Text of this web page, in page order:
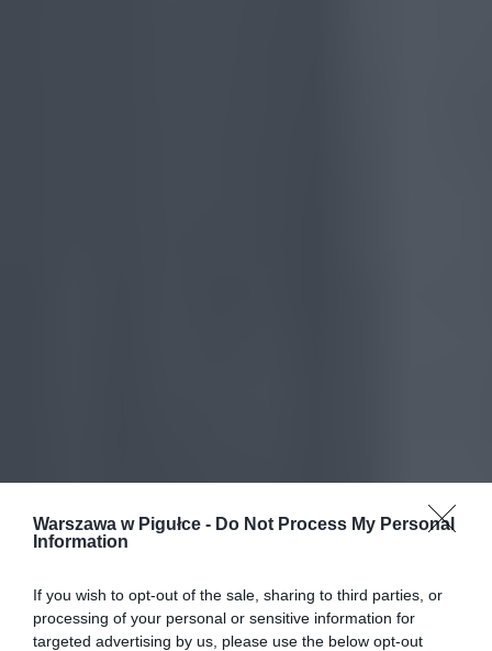
Warszawa w Pigułce - Do Not Process My Personal
Information
If you wish to opt-out of the sale, sharing to third parties, or
processing of your personal or sensitive information for
targeted advertising by us, please use the below opt-out